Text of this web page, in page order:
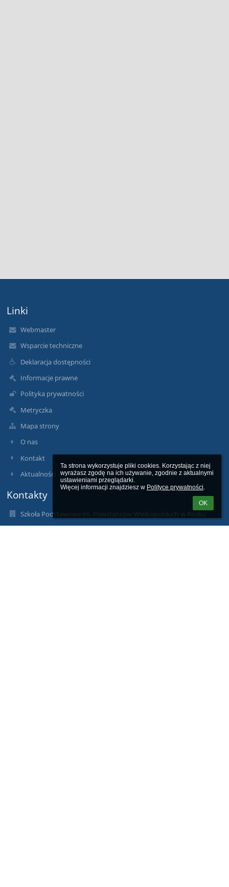
Ta strona wykorzystuje pliki cookies. Korzystając z niej
wyrażasz zgodę na ich używanie, zgodnie z aktualnymi
ustawieniami przeglądarki.
Więcej informacji znajdziesz w Polityce prywatności.
OK
Linki
Webmaster
Wsparcie techniczne
Deklaracja dostępności
Informacje prawne
Polityka prywatności
Metryczka
Mapa strony
O nas
Kontakt
Aktualności
Kontakty
Szkoła Podstawowa im. Powstańców Wielkopolskich w Rosku